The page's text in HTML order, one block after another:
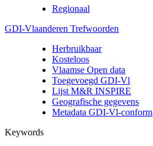
Regionaal
GDI-Vlaanderen Trefwoorden
Herbruikbaar
Kosteloos
Vlaamse Open data
Toegevoegd GDI-Vl
Lijst M&R INSPIRE
Geografische gegevens
Metadata GDI-Vl-conform
Keywords